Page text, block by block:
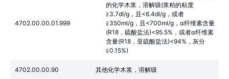
4702.00.00.01.999
的化学木浆，溶解级(浆粕的粘度
≧3.7dl/g，且<6.4dl/g，或者
≧350ml/g，且<700ml/g，α纤维素含量
(R18，硫酸盐法)<95.5%，或者α纤维素
含量(R18，亚硫酸盐法)<94%，灰分
≦0.15%)
4702.00.00.90 其他化学木浆，溶解级